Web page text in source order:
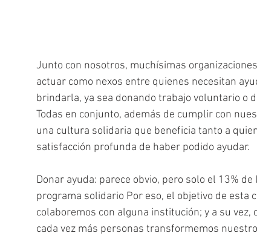
Junto con nosotros, muchísimas
actuar como nexos entre quienes necesitan
brindarla, ya sea donando trabajo voluntario o
Todas en conjunto, además de cumplir con
una cultura solidaria que beneficia tanto a
satisfacción profunda de haber podido ayudar.
Donar ayuda: parece obvio, pero solo el 13%
programa solidario Por eso, el objetivo de esta
colaboremos con alguna institución; y a su
cada vez más personas transformemos